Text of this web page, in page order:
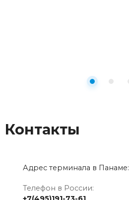
Контакты
Адрес терминала в Панаме:
Телефон в России: